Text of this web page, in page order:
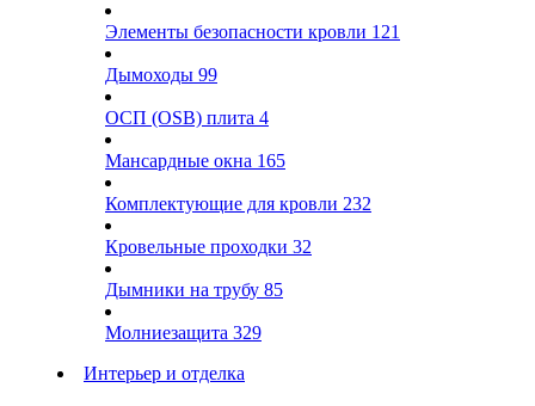
Элементы безопасности кровли 121
Дымоходы 99
ОСП (OSB) плита 4
Мансардные окна 165
Комплектующие для кровли 232
Кровельные проходки 32
Дымники на трубу 85
Молниезащита 329
Интерьер и отделка